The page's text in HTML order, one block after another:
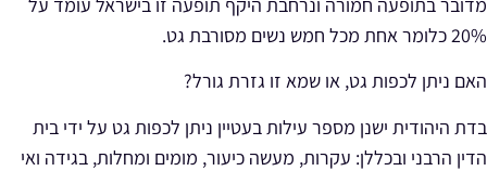
20% כלומר אחת מכל חמש נשים מסורבת גט.
האם ניתן לכפות גט, או שמא זו גזרת גורל?
בדת היהודית ישנן מספר עילות בעטיין ניתן לכפות גט על ידי בית
הדין הרבני ובכללן: עקרות, מעשה כיעור, מומים ומחלות, בגידה ואי